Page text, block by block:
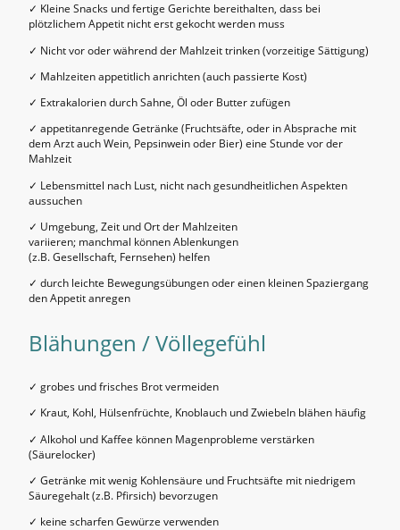
✓ Kleine Snacks und fertige Gerichte bereithalten, dass bei
plötzlichem Appetit nicht erst gekocht werden muss
✓ Nicht vor oder während der Mahlzeit trinken (vorzeitige Sättigung)
✓ Mahlzeiten appetitlich anrichten (auch passierte Kost)
✓ Extrakalorien durch Sahne, Öl oder Butter zufügen
✓ appetitanregende Getränke (Fruchtsäfte, oder in Absprache mit
dem Arzt auch Wein, Pepsinwein oder Bier) eine Stunde vor der
Mahlzeit
✓ Lebensmittel nach Lust, nicht nach gesundheitlichen Aspekten
aussuchen
✓ Umgebung, Zeit und Ort der Mahlzeiten
variieren; manchmal können Ablenkungen
(z.B. Gesellschaft, Fernsehen) helfen
✓ durch leichte Bewegungsübungen oder einen kleinen Spaziergang
den Appetit anregen
Blähungen / Völlegefühl
✓ grobes und frisches Brot vermeiden
✓ Kraut, Kohl, Hülsenfrüchte, Knoblauch und Zwiebeln blähen häufig
✓ Alkohol und Kaffee können Magenprobleme verstärken
(Säurelocker)
✓ Getränke mit wenig Kohlensäure und Fruchtsäfte mit niedrigem
Säuregehalt (z.B. Pfirsich) bevorzugen
✓ keine scharfen Gewürze verwenden